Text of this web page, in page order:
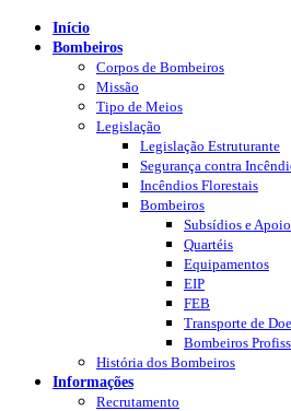
Início
Bombeiros
Corpos de Bombeiros
Missão
Tipo de Meios
Legislação
Legislação Estruturante
Segurança contra
Incêndios Florestais
Bombeiros
Subsídios e
Quartéis
Equipamentos
EIP
FEB
Transporte de
Bombeiros
História dos Bombeiros
Informações
Recrutamento